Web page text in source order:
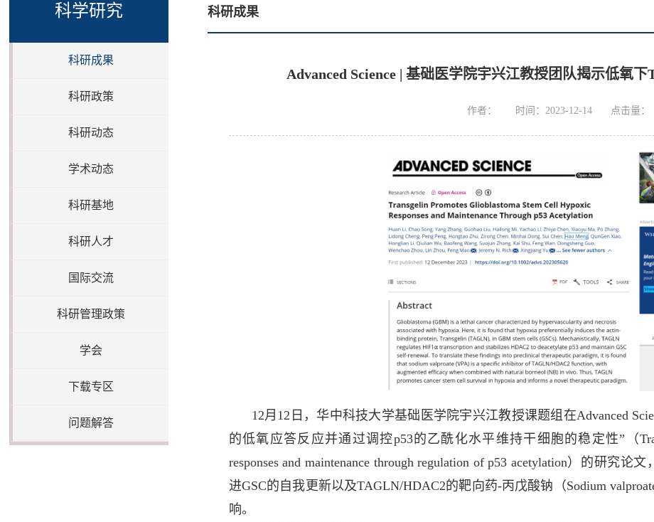
科学研究
科研成果
科研政策
科研动态
学术动态
科研基地
科研人才
国际交流
科研管理政策
学会
下载专区
问题解答
科研成果
Advanced Science | 基础医学院宇兴江教授团队揭示低氧
作者： 时间：2023-12-14 点击量：
12月12日，华中科技大学基础医学院宇兴江教授课题组在Advanced
的低氧应答反应并通过调控p53的乙酰化水平维持干细胞的稳定性”（
responses and maintenance through regulation of p53 acetylation）的研究
进GSC的自我更新以及TAGLN/HDAC2的靶向药-丙戊酸钠（Sodium
响。